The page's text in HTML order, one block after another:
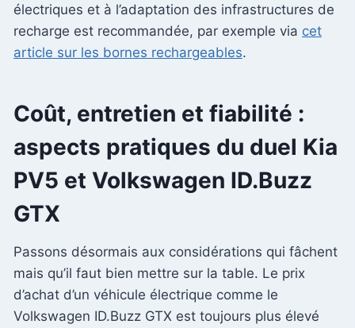
électriques et à l’adaptation des infrastructures de
recharge est recommandée, par exemple via cet
article sur les bornes rechargeables.
Coût, entretien et fiabilité :
aspects pratiques du duel Kia
PV5 et Volkswagen ID.Buzz
GTX
Passons désormais aux considérations qui fâchent
mais qu’il faut bien mettre sur la table. Le prix
d’achat d’un véhicule électrique comme le
Volkswagen ID.Buzz GTX est toujours plus élevé